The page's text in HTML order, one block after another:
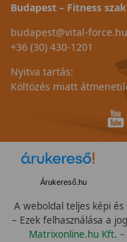
Budapest – Fitness
budapest@vital-force.hu
+36 (30) 430-1201
Nyitva tartás:
Költözés miatt
Árukereső.hu
A weboldal teljes képi
– Ezek felhasználása a
Matrixonline.hu Kft.